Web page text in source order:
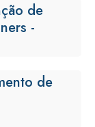
de
-
de